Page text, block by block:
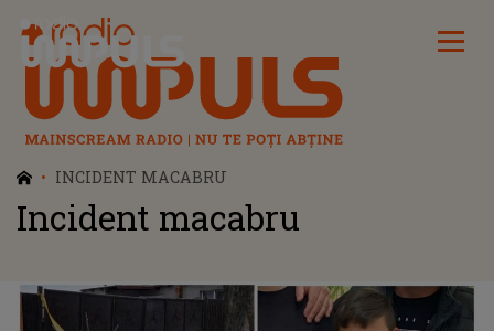
Radio Impuls
INCIDENT MACABRU
Incident macabru